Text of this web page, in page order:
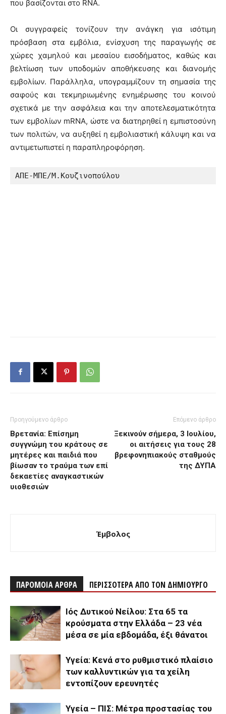
που βασίζονται στο RNA.
Οι συγγραφείς τονίζουν την ανάγκη για ισότιμη
πρόσβαση στα εμβόλια, ενίσχυση της παραγωγής σε
χώρες χαμηλού και μεσαίου εισοδήματος, καθώς και
βελτίωση των υποδομών αποθήκευσης και διανομής
εμβολίων. Παράλληλα, υπογραμμίζουν τη σημασία της
σαφούς και τεκμηριωμένης ενημέρωσης του κοινού
σχετικά με την ασφάλεια και την αποτελεσματικότητα
των εμβολίων mRNA, ώστε να διατηρηθεί η εμπιστοσύνη
των πολιτών, να αυξηθεί η εμβολιαστική κάλυψη και να
αντιμετωπιστεί η παραπληροφόρηση.
ΑΠΕ-ΜΠΕ/Μ.Κουζινοπούλου
Προηγούμενο άρθρο
Βρετανία: Επίσημη
συγγνώμη του κράτους σε
μητέρες και παιδιά που
βίωσαν το τραύμα των επί
δεκαετίες αναγκαστικών
υιοθεσιών
Επόμενο άρθρο
Ξεκινούν σήμερα, 3 Ιουλίου,
οι αιτήσεις για τους 28
βρεφονηπιακούς σταθμούς
της ΔΥΠΑ
Έμβολος
ΠΑΡΟΜΟΙΑ ΑΡΘΡΑ ΠΕΡΙΣΣΟΤΕΡΑ ΑΠΟ ΤΟΝ ΔΗΜΙΟΥΡΓΟ
Ιός Δυτικού Νείλου: Στα 65 τα
κρούσματα στην Ελλάδα – 23 νέα
μέσα σε μία εβδομάδα, έξι θάνατοι
Υγεία: Κενά στο ρυθμιστικό πλαίσιο
των καλλυντικών για τα χείλη
εντοπίζουν ερευνητές
Υγεία – ΠΙΣ: Μέτρα προστασίας του